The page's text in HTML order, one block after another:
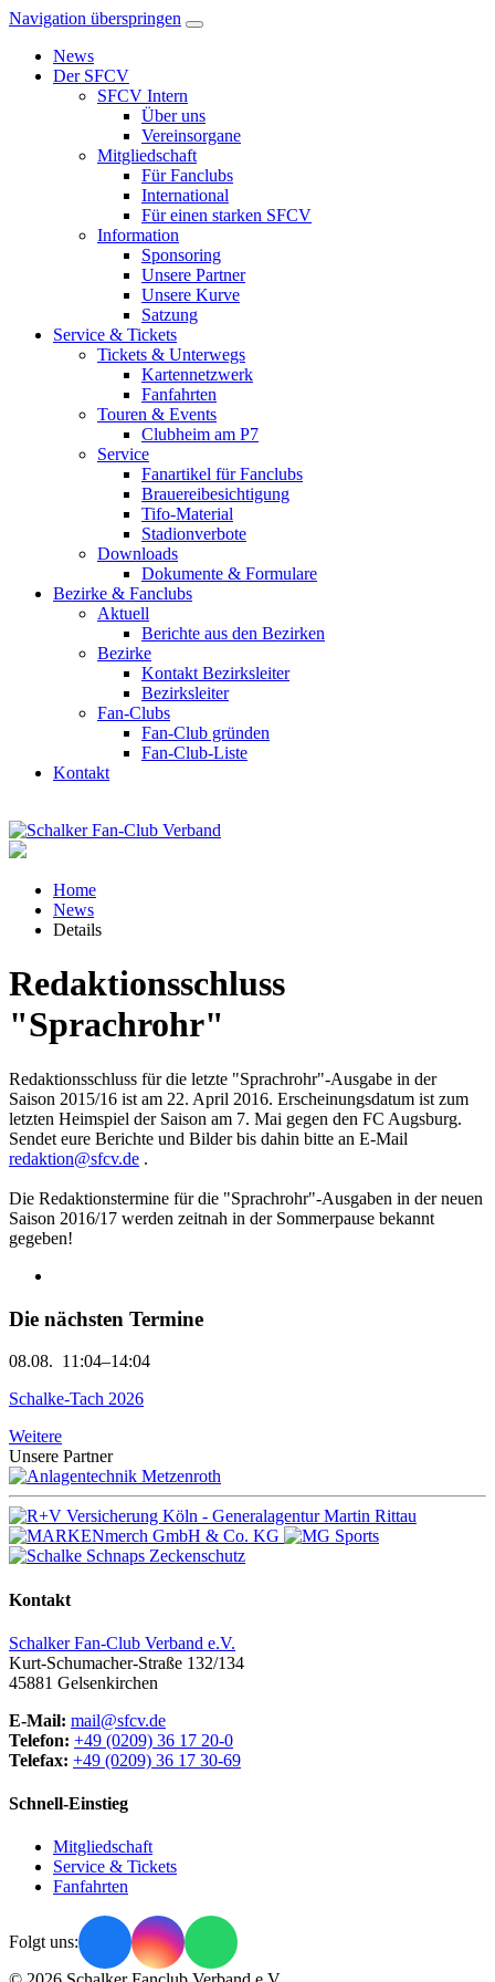
Navigation überspringen
News
Der SFCV
SFCV Intern
Über uns
Vereinsorgane
Mitgliedschaft
Für Fanclubs
International
Für einen starken SFCV
Information
Sponsoring
Unsere Partner
Unsere Kurve
Satzung
Service & Tickets
Tickets & Unterwegs
Kartennetzwerk
Fanfahrten
Touren & Events
Clubheim am P7
Service
Fanartikel für Fanclubs
Brauereibesichtigung
Tifo-Material
Stadionverbote
Downloads
Dokumente & Formulare
Bezirke & Fanclubs
Aktuell
Berichte aus den Bezirken
Bezirke
Kontakt Bezirksleiter
Bezirksleiter
Fan-Clubs
Fan-Club gründen
Fan-Club-Liste
Kontakt
Home
News
Details
Redaktionsschluss
"Sprachrohr"
Redaktionsschluss für die letzte "Sprachrohr"-Ausgabe in der
Saison 2015/16 ist am 22. April 2016. Erscheinungsdatum ist zum
letzten Heimspiel der Saison am 7. Mai gegen den FC Augsburg.
Sendet eure Berichte und Bilder bis dahin bitte an E-Mail
redaktion@sfcv.de .
Die Redaktionstermine für die "Sprachrohr"-Ausgaben in der neuen
Saison 2016/17 werden zeitnah in der Sommerpause bekannt
gegeben!
Die nächsten Termine
08.08. 11:04–14:04
Schalke-Tach 2026
Weitere
Unsere Partner
Kontakt
Schalker Fan-Club Verband e.V.
Kurt-Schumacher-Straße 132/134
45881 Gelsenkirchen
E-Mail: mail@sfcv.de
Telefon: +49 (0209) 36 17 20-0
Telefax: +49 (0209) 36 17 30-69
Schnell-Einstieg
Mitgliedschaft
Service & Tickets
Fanfahrten
Folgt uns: